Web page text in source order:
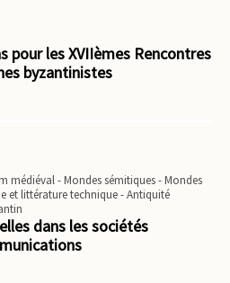
pour les XVIIèmes Rencontres
byzantinistes
médiéval - Mondes sémitiques - Mondes
et littérature technique - Antiquité
dans les sociétés